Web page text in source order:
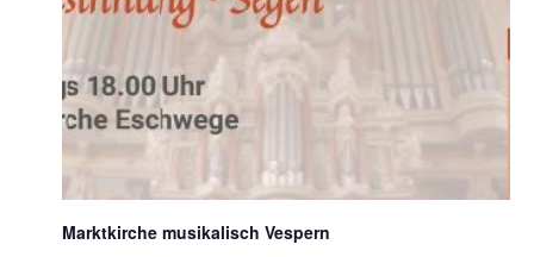
Marktkirche musikalisch Vespern